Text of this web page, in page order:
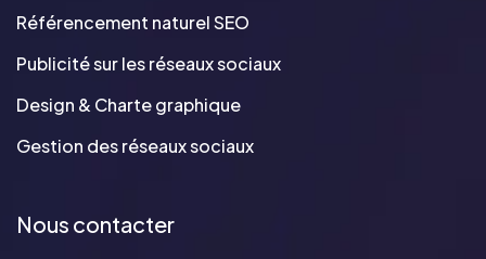
Référencement naturel SEO
Publicité sur les réseaux sociaux
Design & Charte graphique
Gestion des réseaux sociaux
Nous contacter